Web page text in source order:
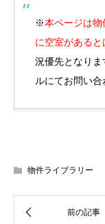
※本ページは
に空室があると
況優先となり
ルにてお問い合
物件ライブラリー